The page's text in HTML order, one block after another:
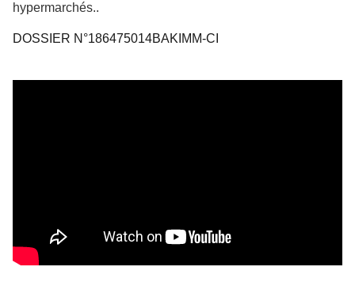
hypermarchés..
DOSSIER N°186475014BAKIMM-CI